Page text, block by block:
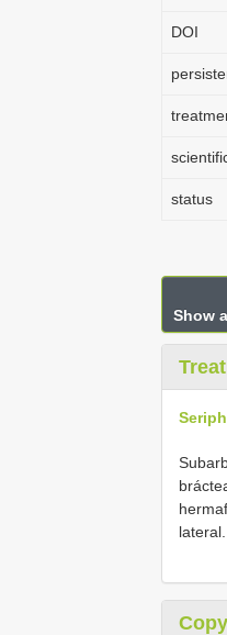
DOI
status
Show
lateral.